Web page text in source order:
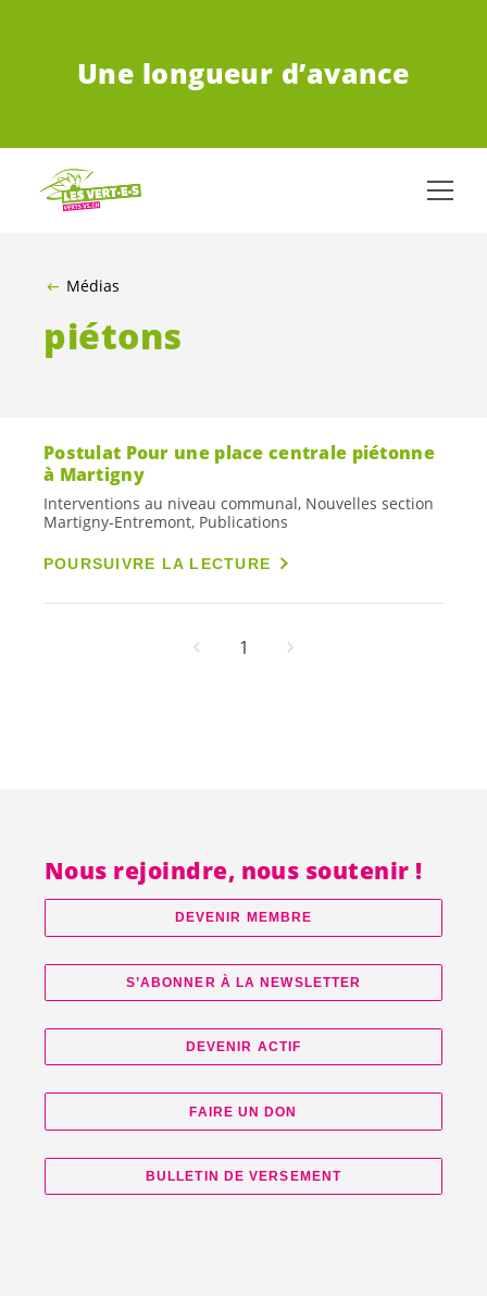
Une longueur d’avance
Médias
piétons
Postulat Pour une place centrale piétonne
à Martigny
Interventions au niveau communal, Nouvelles section
Martigny-Entremont, Publications
POURSUIVRE LA LECTURE
1
Nous rejoindre, nous soutenir !
DEVENIR MEMBRE
S’ABONNER À LA NEWSLETTER
DEVENIR ACTIF
FAIRE UN DON
BULLETIN DE VERSEMENT